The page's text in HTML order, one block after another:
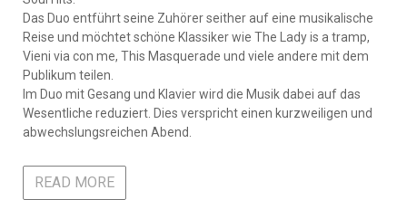
Das Duo entführt seine Zuhörer seither auf eine musikalische
Reise und möchtet schöne Klassiker wie The Lady is a tramp,
Vieni via con me, This Masquerade und viele andere mit dem
Publikum teilen.
Im Duo mit Gesang und Klavier wird die Musik dabei auf das
Wesentliche reduziert. Dies verspricht einen kurzweiligen und
abwechslungsreichen Abend.
READ MORE